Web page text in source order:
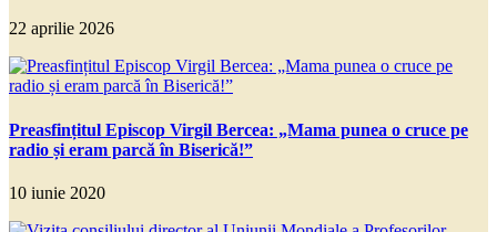
22 aprilie 2026
Preasfințitul Episcop Virgil Bercea: „Mama punea o cruce pe
radio și eram parcă în Biserică!”
10 iunie 2020